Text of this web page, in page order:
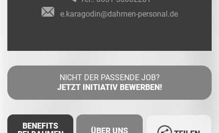
e.karagodin@dahmen-personal.de
NICHT DER PASSENDE JOB?
JETZT INITIATIV BEWERBEN!
BENEFITS
ÜBER UNS